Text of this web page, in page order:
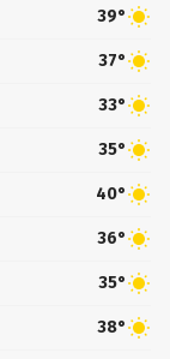
39°
37°
33°
35°
40°
36°
35°
38°